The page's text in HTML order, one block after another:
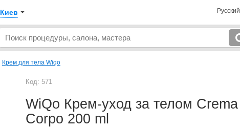
Киев Русский
Крем для тела Wiqo
Код: 571
WiQo Крем-уход за телом Crema
Corpo 200 ml